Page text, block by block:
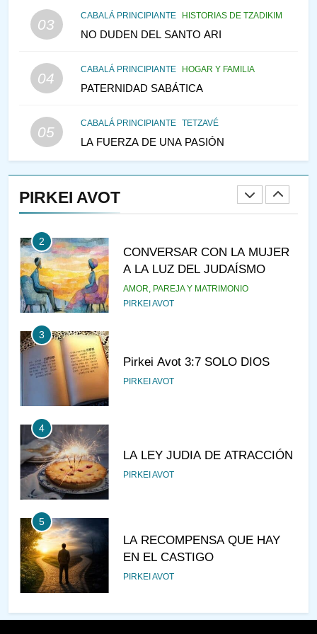
03
CABALÁ PRINCIPIANTE HISTORIAS DE TZADIKIM
NO DUDEN DEL SANTO ARI
04
CABALÁ PRINCIPIANTE HOGAR Y FAMILIA
PATERNIDAD SABÁTICA
05
CABALÁ PRINCIPIANTE TETZAVÉ
LA FUERZA DE UNA PASIÓN
PIRKEI AVOT
VEAMOS ¿POR QUÉ
IEHOSHÚA? Y LA QUEJA DE
1
RAZI ¿QUIÉN ES SABIO?
2
CONVERSAR CON LA MUJER
A LA LUZ DEL JUDAÍSMO
AMOR, PAREJA Y MATRIMONIO
PIRKEI AVOT
3
Pirkei Avot 3:7 SOLO DIOS
PIRKEI AVOT
4
LA LEY JUDIA DE ATRACCIÓN
PIRKEI AVOT
5
LA RECOMPENSA QUE HAY
EN EL CASTIGO
PIRKEI AVOT
6